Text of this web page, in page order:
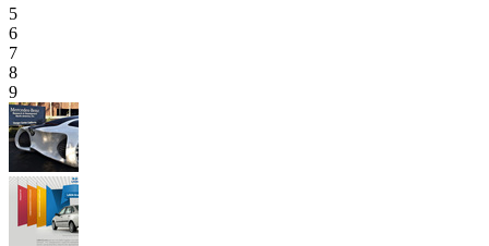
5
6
7
8
9